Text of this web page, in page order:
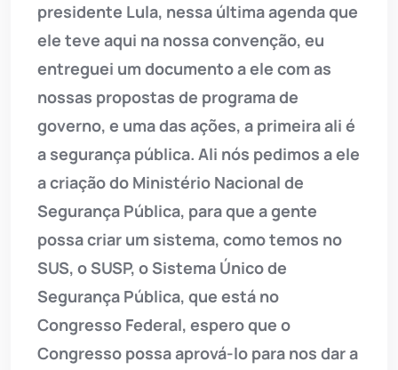
presidente Lula, nessa última agenda que
ele teve aqui na nossa convenção, eu
entreguei um documento a ele com as
nossas propostas de programa de
governo, e uma das ações, a primeira ali é
a segurança pública. Ali nós pedimos a ele
a criação do Ministério Nacional de
Segurança Pública, para que a gente
possa criar um sistema, como temos no
SUS, o SUSP, o Sistema Único de
Segurança Pública, que está no
Congresso Federal, espero que o
Congresso possa aprová-lo para nos dar a